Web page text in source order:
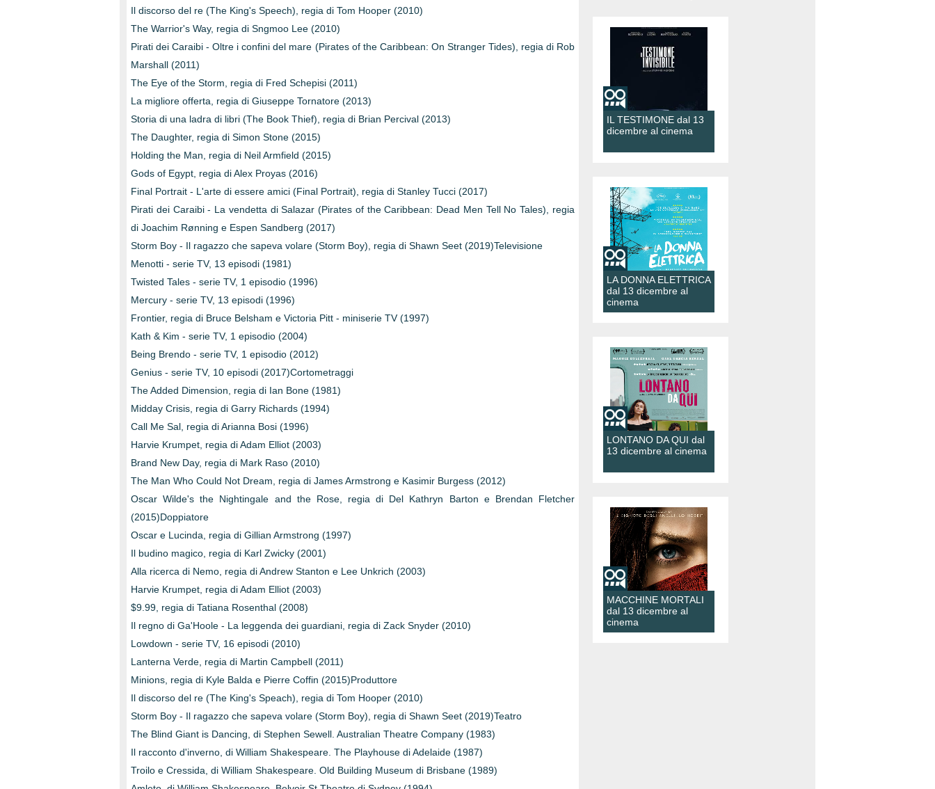
Il discorso del re (The King's Speech), regia di Tom Hooper (2010)
The Warrior's Way, regia di Sngmoo Lee (2010)
Pirati dei Caraibi - Oltre i confini del mare (Pirates of the Caribbean: On Stranger Tides), regia di Rob
Marshall (2011)
The Eye of the Storm, regia di Fred Schepisi (2011)
La migliore offerta, regia di Giuseppe Tornatore (2013)
Storia di una ladra di libri (The Book Thief), regia di Brian Percival (2013)
The Daughter, regia di Simon Stone (2015)
Holding the Man, regia di Neil Armfield (2015)
Gods of Egypt, regia di Alex Proyas (2016)
Final Portrait - L'arte di essere amici (Final Portrait), regia di Stanley Tucci (2017)
Pirati dei Caraibi - La vendetta di Salazar (Pirates of the Caribbean: Dead Men Tell No Tales), regia
di Joachim Rønning e Espen Sandberg (2017)
Storm Boy - Il ragazzo che sapeva volare (Storm Boy), regia di Shawn Seet (2019)Televisione
Menotti - serie TV, 13 episodi (1981)
Twisted Tales - serie TV, 1 episodio (1996)
Mercury - serie TV, 13 episodi (1996)
Frontier, regia di Bruce Belsham e Victoria Pitt - miniserie TV (1997)
Kath & Kim - serie TV, 1 episodio (2004)
Being Brendo - serie TV, 1 episodio (2012)
Genius - serie TV, 10 episodi (2017)Cortometraggi
The Added Dimension, regia di Ian Bone (1981)
Midday Crisis, regia di Garry Richards (1994)
Call Me Sal, regia di Arianna Bosi (1996)
Harvie Krumpet, regia di Adam Elliot (2003)
Brand New Day, regia di Mark Raso (2010)
The Man Who Could Not Dream, regia di James Armstrong e Kasimir Burgess (2012)
Oscar Wilde's the Nightingale and the Rose, regia di Del Kathryn Barton e Brendan Fletcher
(2015)Doppiatore
Oscar e Lucinda, regia di Gillian Armstrong (1997)
Il budino magico, regia di Karl Zwicky (2001)
Alla ricerca di Nemo, regia di Andrew Stanton e Lee Unkrich (2003)
Harvie Krumpet, regia di Adam Elliot (2003)
$9.99, regia di Tatiana Rosenthal (2008)
Il regno di Ga'Hoole - La leggenda dei guardiani, regia di Zack Snyder (2010)
Lowdown - serie TV, 16 episodi (2010)
Lanterna Verde, regia di Martin Campbell (2011)
Minions, regia di Kyle Balda e Pierre Coffin (2015)Produttore
Il discorso del re (The King's Speach), regia di Tom Hooper (2010)
Storm Boy - Il ragazzo che sapeva volare (Storm Boy), regia di Shawn Seet (2019)Teatro
The Blind Giant is Dancing, di Stephen Sewell. Australian Theatre Company (1983)
Il racconto d'inverno, di William Shakespeare. The Playhouse di Adelaide (1987)
Troilo e Cressida, di William Shakespeare. Old Building Museum di Brisbane (1989)
IL TESTIMONE dal 13
dicembre al cinema
LA DONNA ELETTRICA
dal 13 dicembre al
cinema
LONTANO DA QUI dal
13 dicembre al cinema
MACCHINE MORTALI
dal 13 dicembre al
cinema